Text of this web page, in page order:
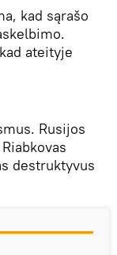
kad sąrašo
ateityje
Rusijos
destruktyvus